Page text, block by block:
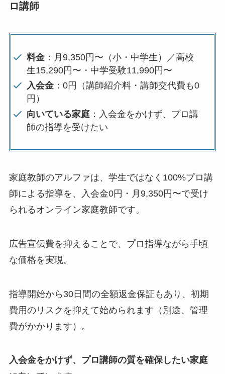
ロ講師
料金 ：月9,350円〜（小・中学生）／高校
生15,290円〜・中学受験11,990円〜
入会金 ：0円（講師紹介料・講師交代費も0
円）
向いている家庭 ：入会金をかけず、プロ講
師の指導を受けたい
家庭教師のアルファは、学生ではなく100%プロ講
師による指導を、入会金0円・月9,350円〜で受け
られるオンライン家庭教師です。
広告宣伝費を抑えることで、プロ指導ながら手頃
な価格を実現。
指導開始から30日間の全額返金保証もあり、初期
費用のリスクを抑えて始められます（別途、管理
費がかかります）。
入会金をかけず、プロ講師の質を確保したい家庭